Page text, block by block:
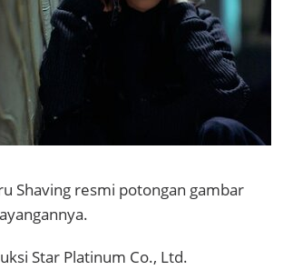
Shavingresmi potongan gambar
Star Platinum Co., Ltd.